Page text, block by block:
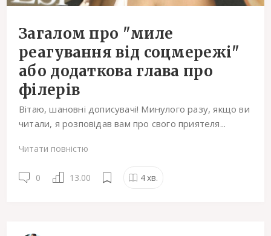
Загалом про "миле
реагування від соцмережі"
або додаткова глава про
філерів
Вітаю, шановні дописувачі! Минулого разу, якщо ви
читали, я розповідав вам про свого приятеля...
Читати повністю
0 13.00 4хв.